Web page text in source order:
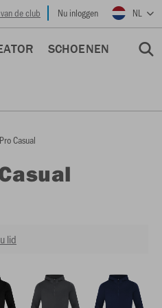
de club Nu inloggen NL
SCHOENEN
Casual
lid